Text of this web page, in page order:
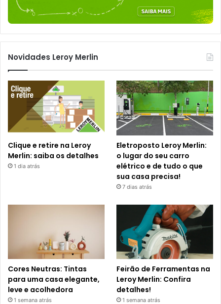
Novidades Leroy Merlin
Clique e retire na Leroy
Merlin: saiba os detalhes
1 dia atrás
Eletroposto Leroy Merlin:
o lugar do seu carro
elétrico e de tudo o que
sua casa precisa!
7 dias atrás
Cores Neutras: Tintas
para uma casa elegante,
leve e acolhedora
1 semana atrás
Feirão de Ferramentas na
Leroy Merlin: Confira
detalhes!
1 semana atrás